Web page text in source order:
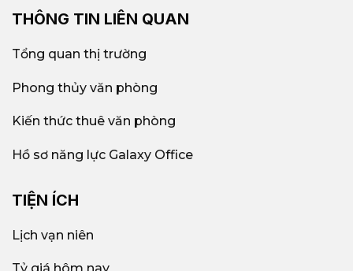
THÔNG TIN LIÊN QUAN
Tổng quan thị trường
Phong thủy văn phòng
Kiến thức thuê văn phòng
Hồ sơ năng lực Galaxy Office
TIỆN ÍCH
Lịch vạn niên